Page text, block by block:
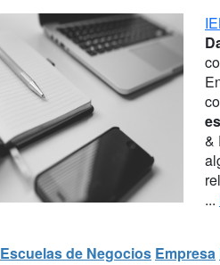
&
...
Escuelas de Negocios Empresa